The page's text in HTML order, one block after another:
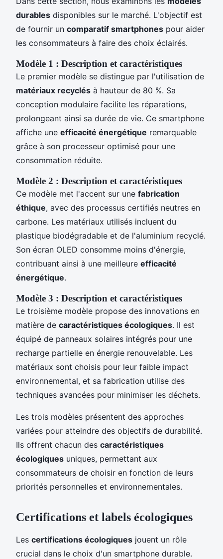
durables disponibles sur le marché. L'objectif est
de fournir un comparatif smartphones pour aider
les consommateurs à faire des choix éclairés.
Modèle 1 : Description et caractéristiques
Le premier modèle se distingue par l'utilisation de
matériaux recyclés à hauteur de 80 %. Sa
conception modulaire facilite les réparations,
prolongeant ainsi sa durée de vie. Ce smartphone
affiche une efficacité énergétique remarquable
grâce à son processeur optimisé pour une
consommation réduite.
Modèle 2 : Description et caractéristiques
Ce modèle met l'accent sur une fabrication
éthique, avec des processus certifiés neutres en
carbone. Les matériaux utilisés incluent du
plastique biodégradable et de l'aluminium recyclé.
Son écran OLED consomme moins d'énergie,
contribuant ainsi à une meilleure efficacité
énergétique.
Modèle 3 : Description et caractéristiques
Le troisième modèle propose des innovations en
matière de caractéristiques écologiques. Il est
équipé de panneaux solaires intégrés pour une
recharge partielle en énergie renouvelable. Les
matériaux sont choisis pour leur faible impact
environnemental, et sa fabrication utilise des
techniques avancées pour minimiser les déchets.
Les trois modèles présentent des approches
variées pour atteindre des objectifs de durabilité.
Ils offrent chacun des caractéristiques
écologiques uniques, permettant aux
consommateurs de choisir en fonction de leurs
priorités personnelles et environnementales.
Certifications et labels écologiques
Les certifications écologiques jouent un rôle
crucial dans le choix d'un smartphone durable.